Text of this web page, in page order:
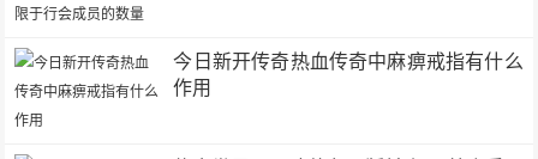
今日新开传奇热血传奇中麻痹戒指有什么
作用